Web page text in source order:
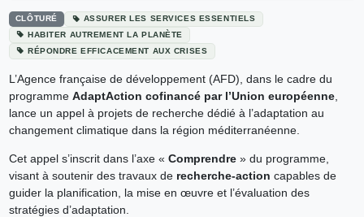
CLÔTURÉ
ASSURER LES SERVICES ESSENTIELS
HABITER AUTREMENT LA PLANÈTE
RÉPONDRE EFFICACEMENT AUX CRISES
L’Agence française de développement (AFD), dans le cadre du
programme AdaptAction cofinancé par l’Union européenne,
lance un appel à projets de recherche dédié à l’adaptation au
changement climatique dans la région méditerranéenne.
Cet appel s’inscrit dans l’axe « Comprendre» du programme,
visant à soutenir des travaux de recherche-action capables de
guider la planification, la mise en œuvre et l’évaluation des
stratégies d’adaptation.